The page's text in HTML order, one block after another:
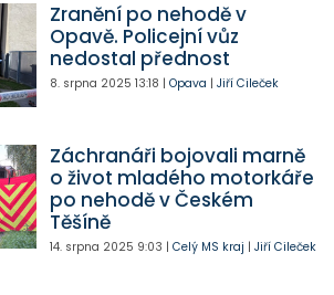
Zranění po nehodě v
Opavě. Policejní vůz
nedostal přednost
8. srpna 2025 13:18 | Opava | Jiří Cileček
Záchranáři bojovali marně
o život mladého motorkáře
po nehodě v Českém
Těšíně
14. srpna 2025 9:03 | Celý MS kraj | Jiří Cileček